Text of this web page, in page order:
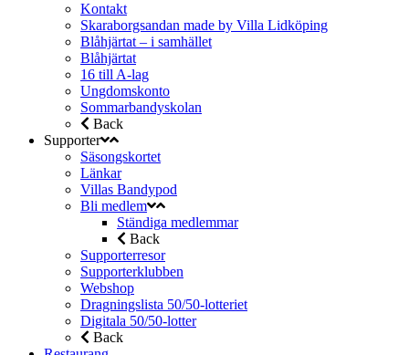
Kontakt
Skaraborgsandan made by Villa Lidköping
Blåhjärtat – i samhället
Blåhjärtat
16 till A-lag
Ungdomskonto
Sommarbandyskolan
Back
Supporter
Säsongskortet
Länkar
Villas Bandypod
Bli medlem
Ständiga medlemmar
Back
Supporterresor
Supporterklubben
Webshop
Dragningslista 50/50-lotteriet
Digitala 50/50-lotter
Back